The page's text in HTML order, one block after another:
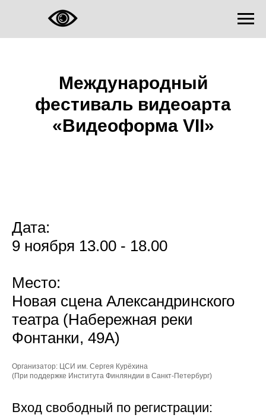
Международный
фестиваль видеоарта
«Видеоформа VII»
Дата:
9 ноября 13.00 - 18.00
Место:
Новая сцена Александринского
театра (Набережная реки
Фонтанки, 49А)
Организатор: ЦСИ им. Сергея Курёхина
(При поддержке Института Финляндии в Санкт-Петербург)
Вход свободный по регистрации: